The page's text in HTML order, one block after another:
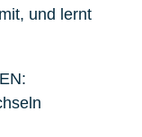
und lernt